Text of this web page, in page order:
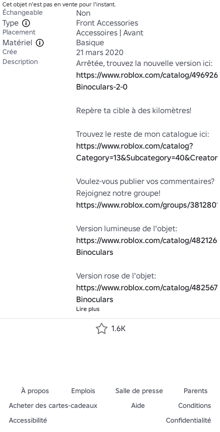
Cet objet n'est pas en vente pour l'instant.
Échangeable
Non
Type
Front Accessories
Placement
Accessoires | Avant
Matériel
Basique
Crée 21 mars 2020
Description
https://www.roblox.com/catalog/
Binoculars-2-0
Repère ta cible à des kilomètres!
https://www.roblox.com/catalog?
Voulez-vous publier vos commentaires?
https://www.roblox.com/groups/
https://www.roblox.com/catalog/
Binoculars
https://www.roblox.com/catalog/
Binoculars
Lire plus
1.6K
À propos Emplois Salle de presse
Parents
Acheter des cartes-cadeaux
Aide
Conditions
Accessibilité
Confidentialité